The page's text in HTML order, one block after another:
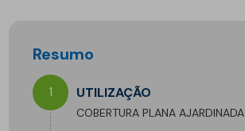
Resumo
1 UTILIZAÇÃO
COBERTURA PLANA AJARDINADA